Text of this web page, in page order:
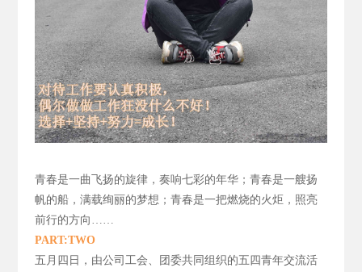
青春是一曲飞扬的旋律， 奏响七彩的年华；青春是一艘扬
帆的船，满载绚丽的梦想；青春是一把燃烧的火炬，照亮
前行的方向……
PART:TWO
五月四日，由公司工会、团委共同组织的五四青年交流活